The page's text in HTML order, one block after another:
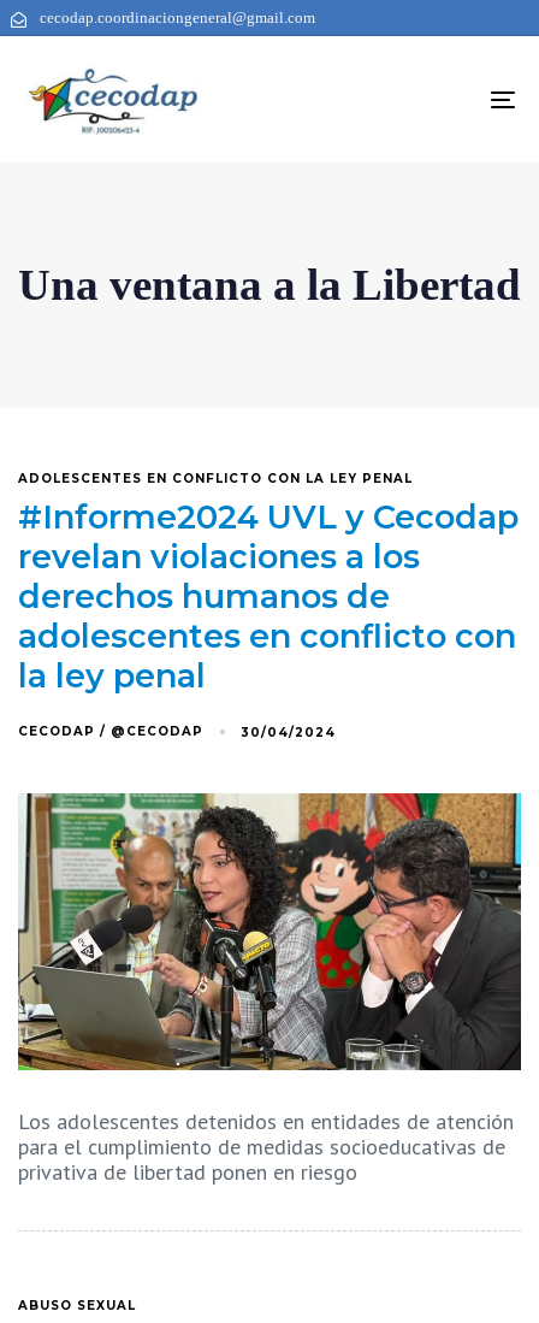
cecodap.coordinaciongeneral@gmail.com
Una ventana a la Libertad
ADOLESCENTES EN CONFLICTO CON LA LEY PENAL
#Informe2024 UVL y Cecodap
revelan violaciones a los
derechos humanos de
adolescentes en conflicto con
la ley penal
CECODAP / @CECODAP 30/04/2024
Los adolescentes detenidos en entidades de atención
para el cumplimiento de medidas socioeducativas de
privativa de libertad ponen en riesgo
ABUSO SEXUAL